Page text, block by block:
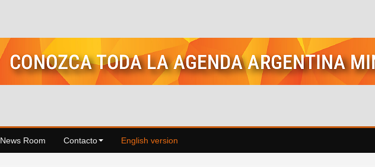
News Room Contacto English version